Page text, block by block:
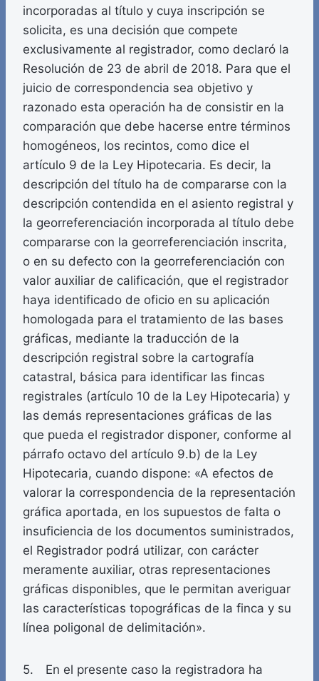
incorporadas al título y cuya inscripción se
solicita, es una decisión que compete
exclusivamente al registrador, como declaró la
Resolución de 23 de abril de 2018. Para que el
juicio de correspondencia sea objetivo y
razonado esta operación ha de consistir en la
comparación que debe hacerse entre términos
homogéneos, los recintos, como dice el
artículo 9 de la Ley Hipotecaria. Es decir, la
descripción del título ha de compararse con la
descripción contendida en el asiento registral y
la georreferenciación incorporada al título debe
compararse con la georreferenciación inscrita,
o en su defecto con la georreferenciación con
valor auxiliar de calificación, que el registrador
haya identificado de oficio en su aplicación
homologada para el tratamiento de las bases
gráficas, mediante la traducción de la
descripción registral sobre la cartografía
catastral, básica para identificar las fincas
registrales (artículo 10 de la Ley Hipotecaria) y
las demás representaciones gráficas de las
que pueda el registrador disponer, conforme al
párrafo octavo del artículo 9.b) de la Ley
Hipotecaria, cuando dispone: «A efectos de
valorar la correspondencia de la representación
gráfica aportada, en los supuestos de falta o
insuficiencia de los documentos suministrados,
el Registrador podrá utilizar, con carácter
meramente auxiliar, otras representaciones
gráficas disponibles, que le permitan averiguar
las características topográficas de la finca y su
línea poligonal de delimitación».
5. En el presente caso la registradora ha